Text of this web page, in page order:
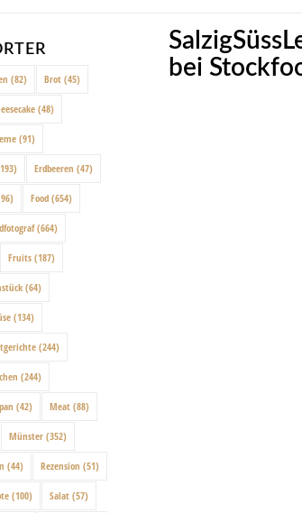
(82) Brot (45)
(48)
(91)
Erdbeeren (47)
Food (654)
(664)
Fruits (187)
(64)
(134)
(244)
(244)
(42) Meat (88)
Münster (352)
(44) Rezension (51)
(100) Salat (57)
bei